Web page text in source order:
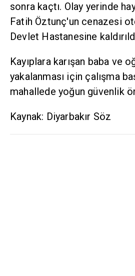
sonra kaçtı. Olay yerinde
Fatih Öztunç'un cenazesi
Devlet Hastanesine
Kayıplara karışan baba ve
yakalanması için çalışma
mahallede yoğun güvenlik
Kaynak: Diyarbakır Söz